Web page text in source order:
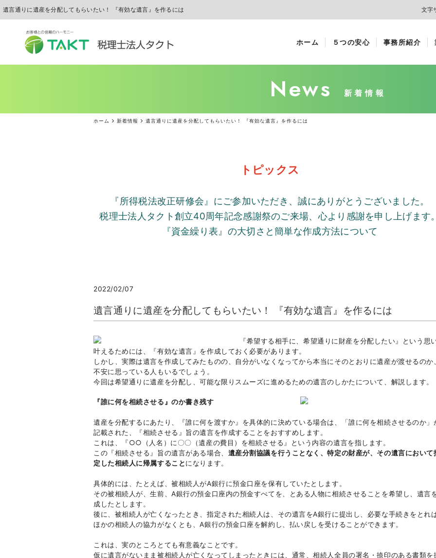
遺言通りに遺産を分配してもらいたい！ 『有効な遺言』を作るには 文字
ホーム ５つの安心 事務所紹介
News 新着情報
ホーム 新着情報 遺言通りに遺産を分配してもらいたい！ 『有効な遺言』を作るには
トピックス
『所得税法改正研修会』にご参加いただき、誠にありがとうございました。
税理士法人タクト創立40周年記念感謝祭のご来場、心より感謝を申し上げます。
『資金繰り表』の大切さと簡単な作成方法について
2022/02/07
遺言通りに遺産を分配してもらいたい！ 『有効な遺言』を作るには
『希望する相手に、希望通りに財産を分配したい』という思
叶えるためには、『有効な遺言』を作成しておく必要があります。
しかし、実際は遺言を作成してみたものの、自分がいなくなってから本当にそのとおりに遺産が渡せるのか、
不安に思っている人もいるでしょう。
今回は希望通りに遺産を分配し、可能な限りスムーズに進めるための遺言のしかたについて、解説します。
『誰に何を相続させる』のか書き残す
遺産を分配するにあたり、『誰に何を渡すか』を具体的に決めている場合は、「誰に何を相続させるのか」
記載された、『相続させる』旨の遺言を作成することをおすすめします。
これは、『○○（人名）に〇〇（遺産の費目）を相続させる』という内容の遺言を指します。
この『相続させる』旨の遺言がある場合、 遺産分割協議を行うことなく、特定の財産が、その遺言において
定した相続人に帰属することになります。
具体的には、たとえば、被相続人がA銀行に預金口座を保有していたとします。
その被相続人が、生前、A銀行の預金口座内の預金すべてを、とある人物に相続させることを希望し、遺言
成したとします。
後に、被相続人が亡くなったとき、指定された相続人は、その遺言をA銀行に提出し、必要な手続きをとれば
ほかの相続人の協力がなくとも、A銀行の預金口座を解約し、払い戻しを受けることができます。
これは、実のところとても有意義なことです。
仮に遺言がないまま被相続人が亡くなってしまったときには、通常、相続人全員の署名・捺印のある書類を